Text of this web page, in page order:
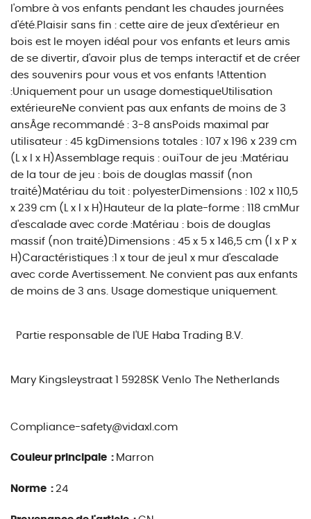
l'ombre à vos enfants pendant les chaudes journées
d'été.Plaisir sans fin : cette aire de jeux d'extérieur en
bois est le moyen idéal pour vos enfants et leurs amis
de se divertir, d'avoir plus de temps interactif et de créer
des souvenirs pour vous et vos enfants !Attention
:Uniquement pour un usage domestiqueUtilisation
extérieureNe convient pas aux enfants de moins de 3
ansÂge recommandé : 3-8 ansPoids maximal par
utilisateur : 45 kgDimensions totales : 107 x 196 x 239 cm
(L x l x H)Assemblage requis : ouiTour de jeu :Matériau
de la tour de jeu : bois de douglas massif (non
traité)Matériau du toit : polyesterDimensions : 102 x 110,5
x 239 cm (L x l x H)Hauteur de la plate-forme : 118 cmMur
d'escalade avec corde :Matériau : bois de douglas
massif (non traité)Dimensions : 45 x 5 x 146,5 cm (l x P x
H)Caractéristiques :1 x tour de jeu1 x mur d'escalade
avec corde Avertissement. Ne convient pas aux enfants
de moins de 3 ans. Usage domestique uniquement.
Partie responsable de l'UE Haba Trading B.V.
Mary Kingsleystraat 1 5928SK Venlo The Netherlands
Compliance-safety@vidaxl.com
Couleur principale : Marron
Norme : 24